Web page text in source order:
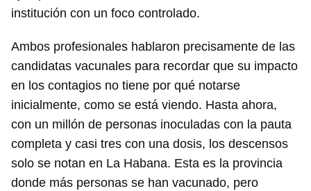
institución con un foco controlado.
Ambos profesionales hablaron precisamente de las
candidatas vacunales para recordar que su impacto
en los contagios no tiene por qué notarse
inicialmente, como se está viendo. Hasta ahora,
con un millón de personas inoculadas con la pauta
completa y casi tres con una dosis, los descensos
solo se notan en La Habana. Esta es la provincia
donde más personas se han vacunado, pero